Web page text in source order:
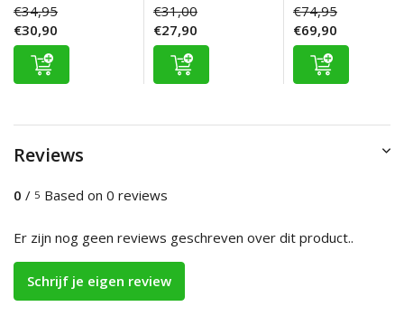
€34,95
€30,90
€31,00
€27,90
€74,95
€69,90
Reviews
0 / 5 Based on 0 reviews
Er zijn nog geen reviews geschreven over dit product..
Schrijf je eigen review